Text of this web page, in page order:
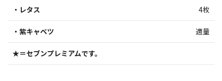
・レタス 4枚
・紫キャベツ 適量
★＝セブンプレミアムです。